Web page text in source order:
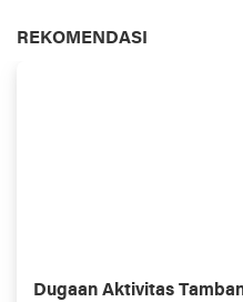
REKOMENDASI
Dugaan Aktivitas Tambang Ilegal Di Desa